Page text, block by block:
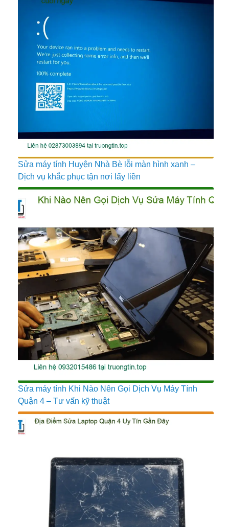
Sửa máy tính Huyện Nhà Bè lỗi màn hình xanh –
Dịch vụ khắc phục tận nơi lấy liền
Sửa máy tính Khi Nào Nên Gọi Dịch Vụ Máy Tính
Quận 4 – Tư vấn kỹ thuật